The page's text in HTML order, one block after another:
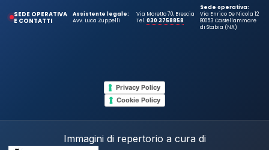
SEDE OPERATIVA
E CONTATTI
Assistente legale:
Avv. Luca Zuppelli
Via Moretto 70, Brescia
Tel.030 3758858
Sede operativa:
Via Enrico De Nicola 12
80053 Castellammare
di Stabia (NA)
Privacy Policy
Cookie Policy
Immagini di repertorio a cura di